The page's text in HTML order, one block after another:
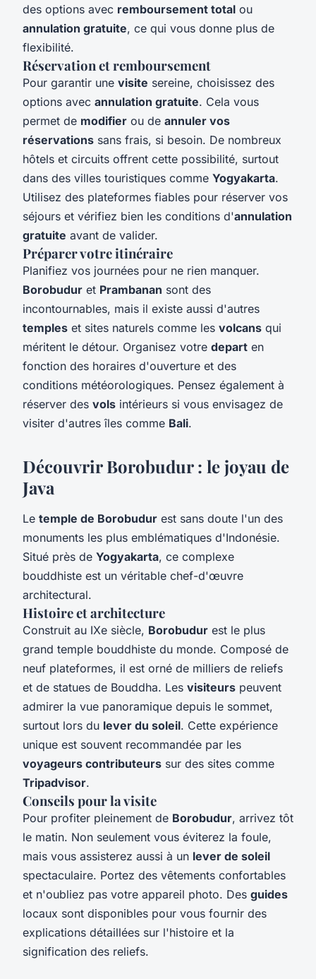
des options avec remboursement total ou
annulation gratuite, ce qui vous donne plus de
flexibilité.
Réservation et remboursement
Pour garantir une visite sereine, choisissez des
options avec annulation gratuite. Cela vous
permet de modifier ou de annuler vos
réservations sans frais, si besoin. De nombreux
hôtels et circuits offrent cette possibilité, surtout
dans des villes touristiques comme Yogyakarta.
Utilisez des plateformes fiables pour réserver vos
séjours et vérifiez bien les conditions d'annulation
gratuite avant de valider.
Préparer votre itinéraire
Planifiez vos journées pour ne rien manquer.
Borobudur et Prambanan sont des
incontournables, mais il existe aussi d'autres
temples et sites naturels comme les volcans qui
méritent le détour. Organisez votre depart en
fonction des horaires d'ouverture et des
conditions météorologiques. Pensez également à
réserver des vols intérieurs si vous envisagez de
visiter d'autres îles comme Bali.
Découvrir Borobudur : le joyau de
Java
Le temple de Borobudur est sans doute l'un des
monuments les plus emblématiques d'Indonésie.
Situé près de Yogyakarta, ce complexe
bouddhiste est un véritable chef-d'œuvre
architectural.
Histoire et architecture
Construit au IXe siècle, Borobudur est le plus
grand temple bouddhiste du monde. Composé de
neuf plateformes, il est orné de milliers de reliefs
et de statues de Bouddha. Les visiteurs peuvent
admirer la vue panoramique depuis le sommet,
surtout lors du lever du soleil. Cette expérience
unique est souvent recommandée par les
voyageurs contributeurs sur des sites comme
Tripadvisor.
Conseils pour la visite
Pour profiter pleinement de Borobudur, arrivez tôt
le matin. Non seulement vous éviterez la foule,
mais vous assisterez aussi à un lever de soleil
spectaculaire. Portez des vêtements confortables
et n'oubliez pas votre appareil photo. Des guides
locaux sont disponibles pour vous fournir des
explications détaillées sur l'histoire et la
signification des reliefs.